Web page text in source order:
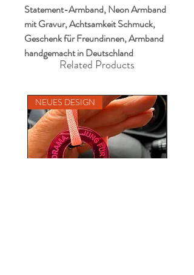
Statement-Armband, Neon Armband
mit Gravur, Achtsamkeit Schmuck,
Geschenk für Freundinnen, Armband
handgemacht in Deutschland
Related Products
NEUES DESIGN